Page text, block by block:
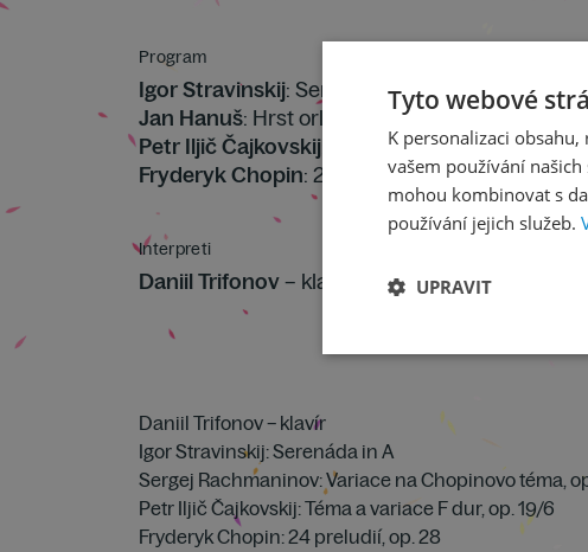
Program
Igor Stravinskij: Serenáda pro klavír A dur
Jan Hanuš: Hrst orlích per, pro dětský sbor
Petr Iljič Čajkovskij : 6 skladeb pro klavír op. 19
Fryderyk Chopin: 24 preludií op. 28
Interpreti
Daniil Trifonov– klavír
Daniil Trifonov – klavír
Igor Stravinskij: Serenáda in A
Sergej Rachmaninov: Variace na Chopinovo téma,
Petr Iljič Čajkovskij: Téma a variace F dur, op. 19/6
Fryderyk Chopin: 24 preludií, op. 28
Tyto webové
K personalizaci
vašem používání
mohou kombinovat s
používání jejich služeb.
UPRAVIT